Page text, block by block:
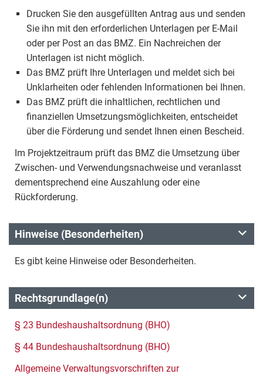
Drucken Sie den ausgefüllten Antrag aus und senden
Sie ihn mit den erforderlichen Unterlagen per E-Mail
oder per Post an das BMZ. Ein Nachreichen der
Unterlagen ist nicht möglich.
Das BMZ prüft Ihre Unterlagen und meldet sich bei
Unklarheiten oder fehlenden Informationen bei Ihnen.
Das BMZ prüft die inhaltlichen, rechtlichen und
finanziellen Umsetzungsmöglichkeiten, entscheidet
über die Förderung und sendet Ihnen einen Bescheid.
Im Projektzeitraum prüft das BMZ die Umsetzung über
Zwischen- und Verwendungsnachweise und veranlasst
dementsprechend eine Auszahlung oder eine
Rückforderung.
Hinweise (Besonderheiten)
Es gibt keine Hinweise oder Besonderheiten.
Rechtsgrundlage(n)
§ 23 Bundeshaushaltsordnung (BHO)
§ 44 Bundeshaushaltsordnung (BHO)
Allgemeine Verwaltungsvorschriften zur